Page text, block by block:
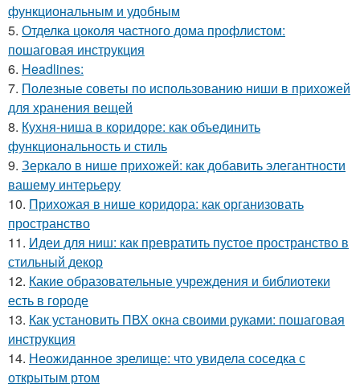
функциональным и удобным
5. Отделка цоколя частного дома профлистом:
пошаговая инструкция
6. Headlines:
7. Полезные советы по использованию ниши в прихожей
для хранения вещей
8. Кухня-ниша в коридоре: как объединить
функциональность и стиль
9. Зеркало в нише прихожей: как добавить элегантности
вашему интерьеру
10. Прихожая в нише коридора: как организовать
пространство
11. Идеи для ниш: как превратить пустое пространство в
стильный декор
12. Какие образовательные учреждения и библиотеки
есть в городе
13. Как установить ПВХ окна своими руками: пошаговая
инструкция
14. Неожиданное зрелище: что увидела соседка с
открытым ртом